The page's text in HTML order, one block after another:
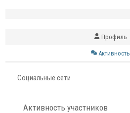
Профиль
Активность
Социальные сети
Активность участников